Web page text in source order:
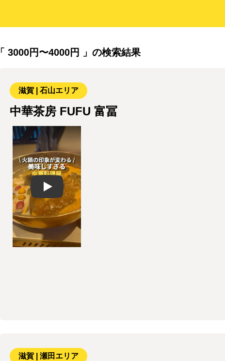
「 3000円〜4000円 」の検索結果
滋賀 | 石山エリア
中華茶房 FUFU 富冨
Play
滋賀 | 瀬田エリア